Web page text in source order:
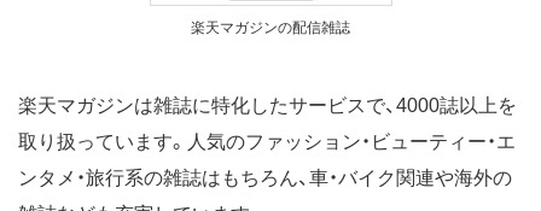
楽天マガジンの配信雑誌
楽天マガジンは雑誌に特化したサービスで、4000誌以上を
取り扱っています。人気のファッション・ビューティー・エ
ンタメ・旅行系の雑誌はもちろん、車・バイク関連や海外の